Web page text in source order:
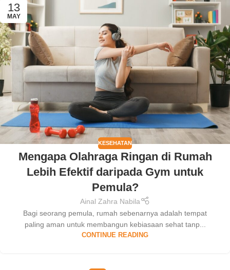
13
MAY
KESEHATAN
Mengapa Olahraga Ringan di Rumah
Lebih Efektif daripada Gym untuk
Pemula?
Ainal Zahra Nabila
Bagi seorang pemula, rumah sebenarnya adalah tempat
paling aman untuk membangun kebiasaan sehat tanp...
CONTINUE READING